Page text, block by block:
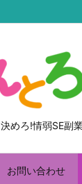
決めろ!情弱SE副
お問い合わせ